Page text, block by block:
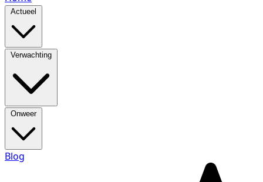
Actueel
Verwachting
Onweer
Blog